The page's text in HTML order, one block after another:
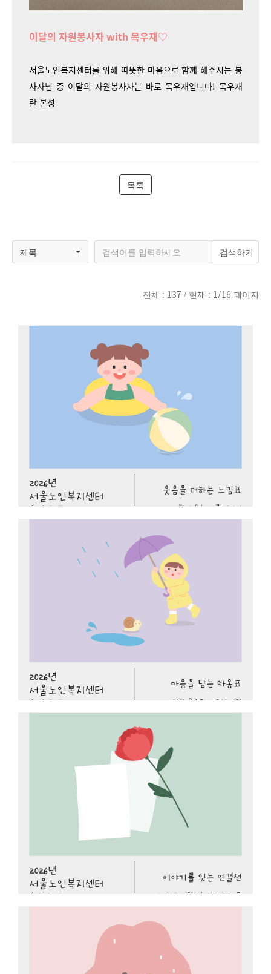
이달의 자원봉사자 with 목우재♡
서울노인복지센터를 위해 따뜻한 마음으로 함께 해주시는 봉
사자님 중 이달의 자원봉사자는 바로 목우재입니다! 목우재
란 본성
목록
제목
전체 : 137 / 현재 : 1/16 페이지